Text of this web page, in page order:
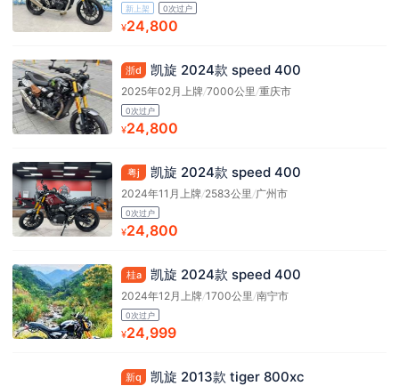
新上架 0次过户
¥24,800
浙d 凯旋 2024款 speed 400
2025年02月上牌/7000公里 /重庆市
0次过户
¥24,800
粤j 凯旋 2024款 speed 400
2024年11月上牌/2583公里 /广州市
0次过户
¥24,800
桂a 凯旋 2024款 speed 400
2024年12月上牌/1700公里 /南宁市
0次过户
¥24,999
新q 凯旋 2013款 tiger 800xc